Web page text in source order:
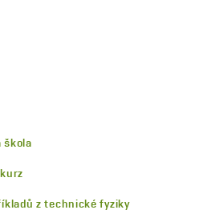
škola
z technické fyziky